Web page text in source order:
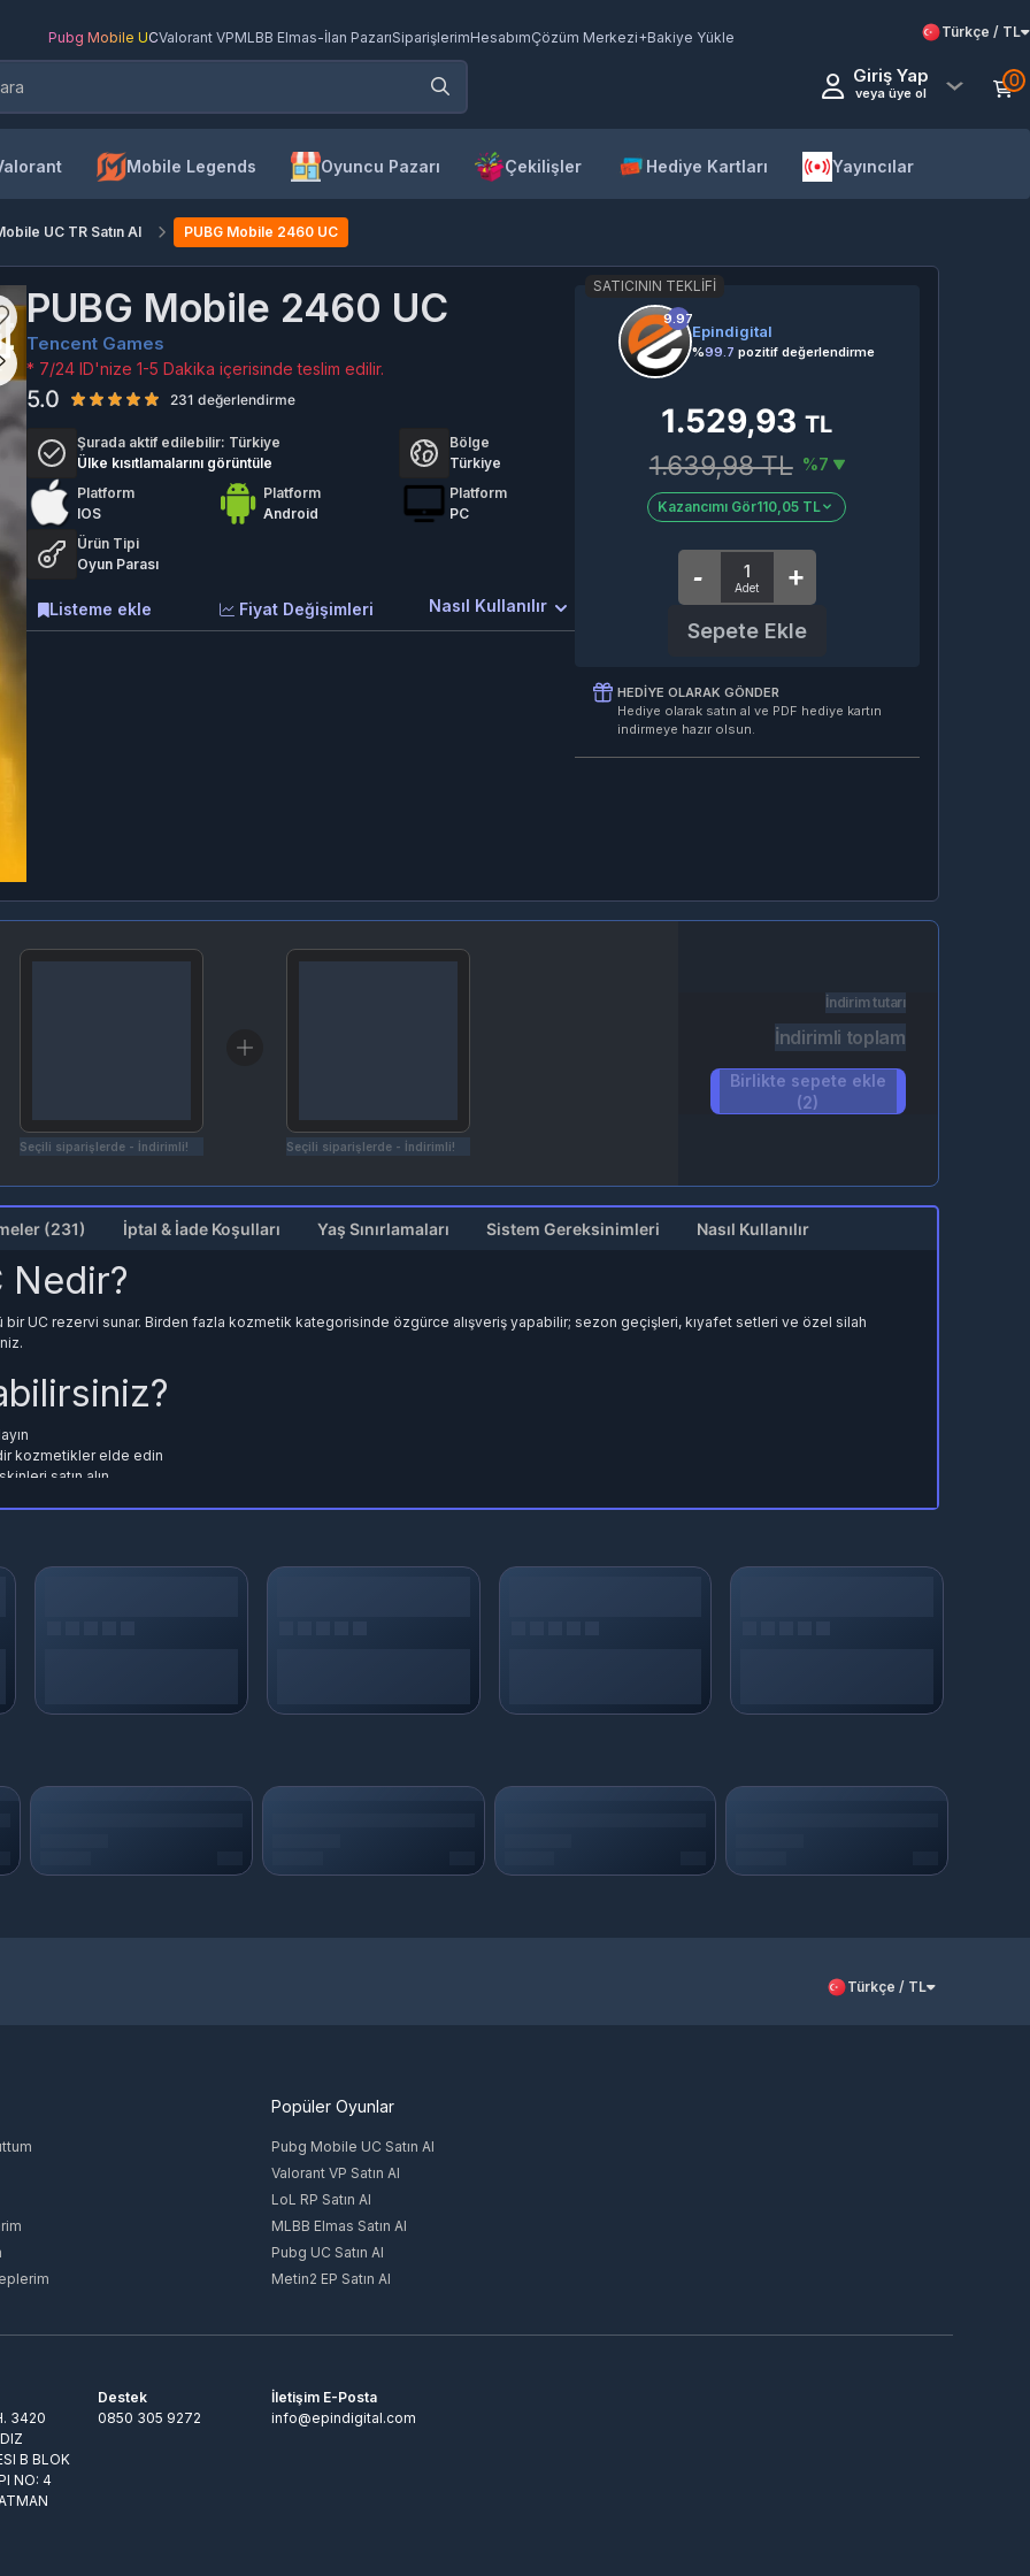
Pubg Mobile UCValorant VPMLBB Elmas-İlan PazarıSiparişlerimHesabımÇözüm Merkezi+Bakiye Yükle Türkçe / TL
Giriş Yap
veya üye ol
0
Mobile Legends Oyuncu Pazarı Çekilişler Hediye Kartları Yayıncılar
UC TR Satın Al PUBG Mobile 2460 UC
PUBG Mobile 2460 UC
Tencent Games
* 7/24 ID'nize 1-5 Dakika içerisinde teslim edilir.
5.0 231 değerlendirme
Şurada aktif edilebilir: Türkiye
Ülke kısıtlamalarını görüntüle
Bölge
Türkiye
Platform
IOS
Platform
Android
Platform
PC
Ürün Tipi
Oyun Parası
Nasıl Kullanılır
Fiyat Değişimleri
Listeme ekle
SATICININ TEKLIFI
9.97
Epindigital
%99.7 pozitif değerlendirme
1.529,93TL
1.639,98 TL %7
Kazancımı Gör110,05 TL
Sepete Ekle
HEDIYE OLARAK GÖNDER
Hediye olarak satın al ve PDF hediye kartın
indirmeye hazır olsun.
Seçili siparişlerde - İndirimli! Seçili siparişlerde - İndirimli!
İndirim tutarı
İndirimli toplam
Birlikte sepete ekle
(2)
Değerlendirmeler (231) İptal & İade Koşulları Yaş Sınırlamaları Sistem Gereksinimleri Nasıl Kullanılır
Nedir?
UC rezervi sunar. Birden fazla kozmetik kategorisinde özgürce alışveriş yapabilir; sezon geçişleri, kıyafet setleri ve özel silah
kozmetikler elde edin
satın alın
Türkçe / TL
Popüler Oyunlar
Pubg Mobile UC Satın Al
Valorant VP Satın Al
LoL RP Satın Al
MLBB Elmas Satın Al
Pubg UC Satın Al
Metin2 EP Satın Al
3420
B BLOK
NO: 4
Destek
0850 305 9272
İletişim E-Posta
info@epindigital.com